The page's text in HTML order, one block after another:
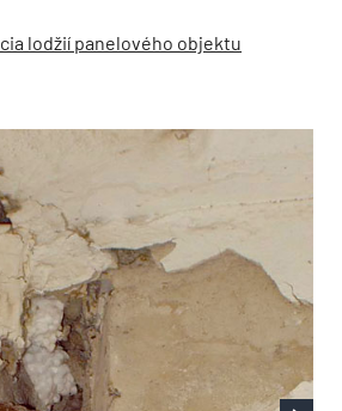
lodžií panelového objektu